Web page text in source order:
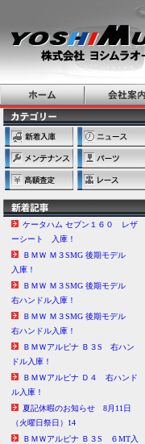
ケータハム セブン１６０ レザ
ーシート 入庫！
ＢＭＷ Ｍ３SMG 後期モデル
入庫！
ＢＭＷ Ｍ３SMG 後期モデル
右ハンドル入庫！
ＢＭＷ Ｍ３SMG 後期モデル
右ハンドル入庫！
ＢＭＷアルピナ Ｂ３S 右ハン
ドル入庫！
ＢＭＷアルピナ Ｄ４ 右ハンド
ル入庫！
夏記休暇のお知らせ 8月11日
（火曜日祭日）14
ＢＭＷアルピナ Ｂ３S ６MT入